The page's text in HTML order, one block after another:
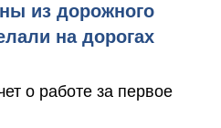
из дорожного
на дорогах
о работе за первое